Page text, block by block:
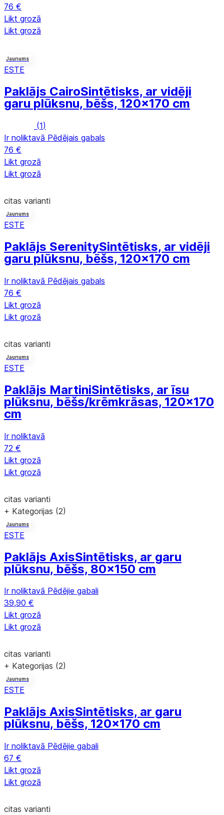
76 €
Likt grozā
Likt grozā
Jaunums
ESTE
Paklājs CairoSintētisks, ar vidēji
garu plūksnu, bēšs, 120x170 cm
(1)
Ir noliktavā Pēdējais gabals
76 €
Likt grozā
Likt grozā
citas varianti
Jaunums
ESTE
Paklājs SerenitySintētisks, ar vidēji
garu plūksnu, bēšs, 120x170 cm
Ir noliktavā Pēdējais gabals
76 €
Likt grozā
Likt grozā
citas varianti
Jaunums
ESTE
Paklājs MartiniSintētisks, ar īsu
plūksnu, bēšs/krēmkrāsas, 120x170
cm
Ir noliktavā
72 €
Likt grozā
Likt grozā
citas varianti
+ Kategorijas (2)
Jaunums
ESTE
Paklājs AxisSintētisks, ar garu
plūksnu, bēšs, 80x150 cm
Ir noliktavā Pēdējie gabali
39,90 €
Likt grozā
Likt grozā
citas varianti
+ Kategorijas (2)
Jaunums
ESTE
Paklājs AxisSintētisks, ar garu
plūksnu, bēšs, 120x170 cm
Ir noliktavā Pēdējie gabali
67 €
Likt grozā
Likt grozā
citas varianti